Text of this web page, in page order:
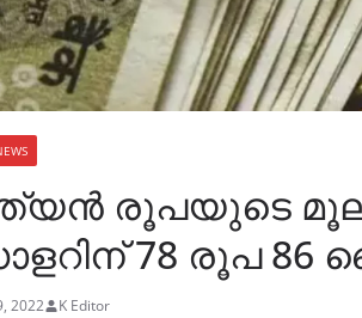
രൂപയുടെ
78 രൂപ
2022 K Editor